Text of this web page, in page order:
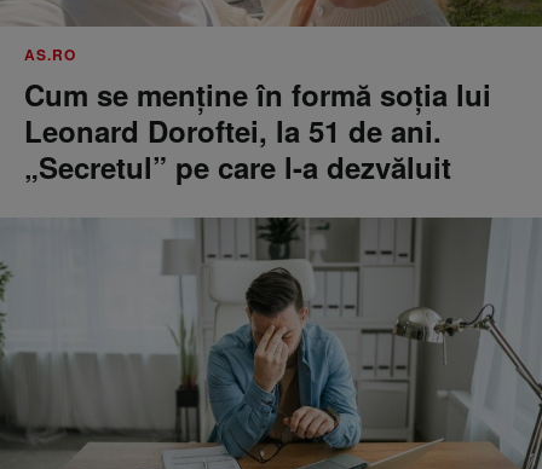
AS.RO
Cum se menţine în formă soţia lui
Leonard Doroftei, la 51 de ani.
„Secretul” pe care l-a dezvăluit